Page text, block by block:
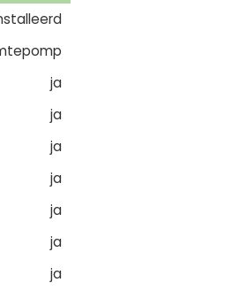
ja
ja
ja
ja
ja
ja
ja